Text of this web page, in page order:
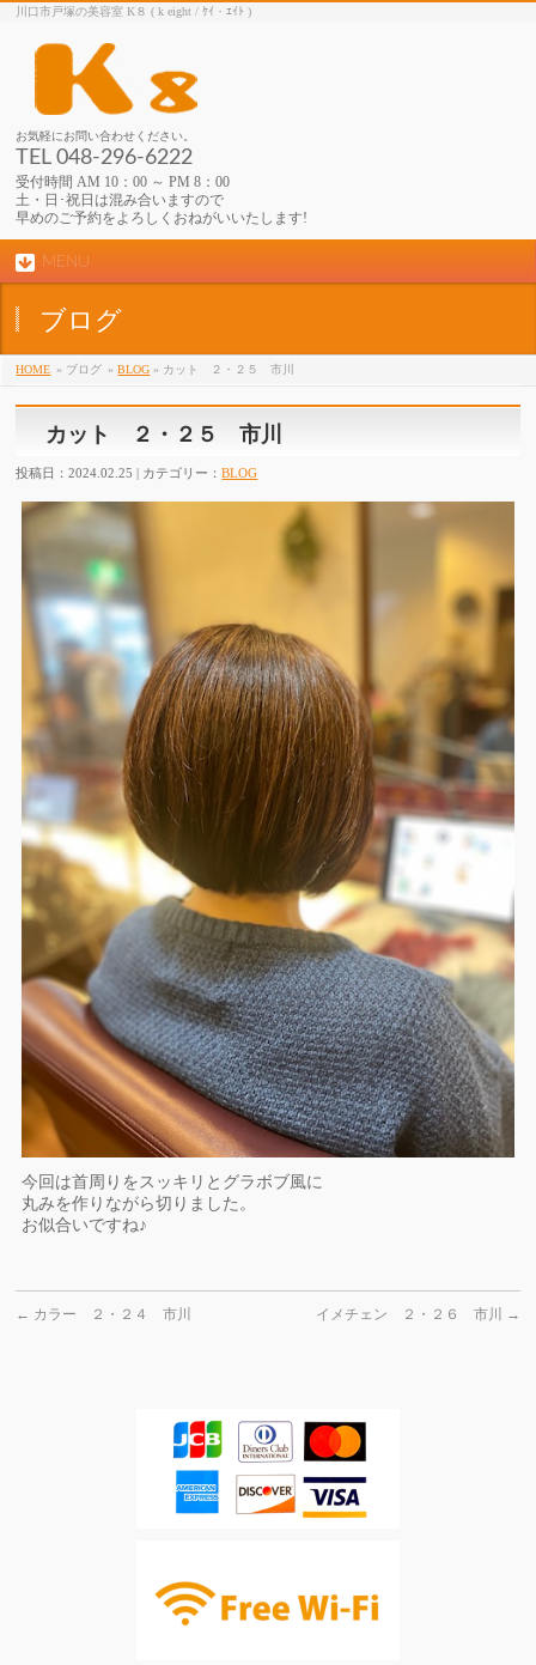
川口市戸塚の美容室 K８ ( k eight / ｹｲ・ｴｲﾄ )
お気軽にお問い合わせください。
TEL 048-296-6222
受付時間 AM 10：00 ～ PM 8：00
土・日･祝日は混み合いますので
早めのご予約をよろしくおねがいいたします!
MENU
ブログ
HOME » ブログ »BLOG » カット ２・２５ 市川
カット ２・２５ 市川
投稿日：2024.02.25 | カテゴリー：BLOG
今回は首周りをスッキリとグラボブ風に
丸みを作りながら切りました。
お似合いですね♪
← カラー ２・２４ 市川 イメチェン ２・２６ 市川 →